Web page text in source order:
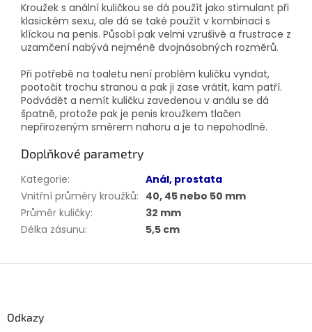
Kroužek s anální kuličkou se dá použít jako stimulant při
klasickém sexu, ale dá se také použít v kombinaci s
klíckou na penis. Působí pak velmi vzrušivě a frustrace z
uzamčení nabývá nejméně dvojnásobných rozměrů.
Při potřebě na toaletu není problém kuličku vyndat,
pootočit trochu stranou a pak ji zase vrátit, kam patří.
Podvádět a nemít kuličku zavedenou v análu se dá
špatně, protože pak je penis kroužkem tlačen
nepřirozeným směrem nahoru a je to nepohodlné.
Doplňkové parametry
Kategorie:
Anál, prostata
Vnitřní průměry kroužků: 40, 45 nebo 50 mm
Průměr kuličky:
32 mm
Délka zásunu: 5,5 cm
Odkazy